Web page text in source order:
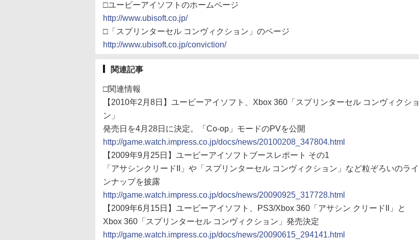
□ユービーアイソフトのホームページ
http://www.ubisoft.co.jp/
□「スプリンターセル コンヴィクション」のページ
http://www.ubisoft.co.jp/conviction/
関連記事
□関連情報
【2010年2月8日】ユービーアイソフト、Xbox 360「スプリンターセル コンヴィクショ
ン」
発売日を4月28日に決定。「Co-op」モードのPVを公開
http://game.watch.impress.co.jp/docs/news/20100208_347804.html
【2009年9月25日】ユービーアイソフトブースレポート その1
「アサシンクリードII」や「スプリンターセル コンヴィクション」など粒ぞろいのライ
ンナップを披露
http://game.watch.impress.co.jp/docs/news/20090925_317728.html
【2009年6月15日】ユービーアイソフト、PS3/Xbox 360「アサシン クリードII」と
Xbox 360「スプリンターセル コンヴィクション」発売決定
http://game.watch.impress.co.jp/docs/news/20090615_294141.html